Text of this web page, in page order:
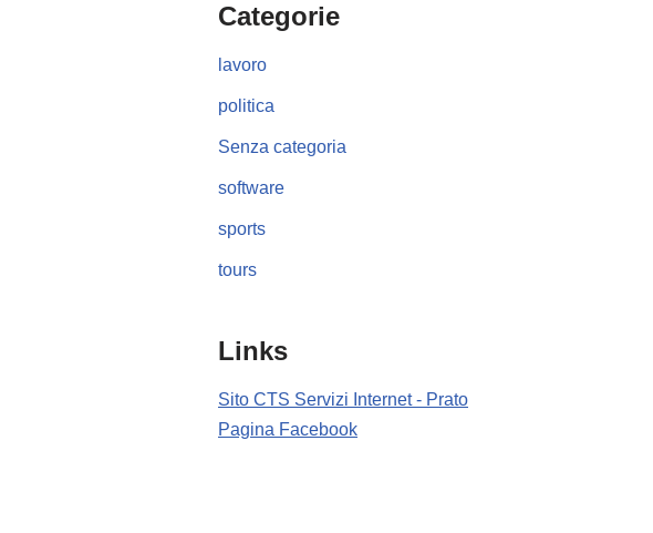
Categorie
lavoro
politica
Senza categoria
software
sports
tours
Links
Sito CTS Servizi Internet - Prato
Pagina Facebook